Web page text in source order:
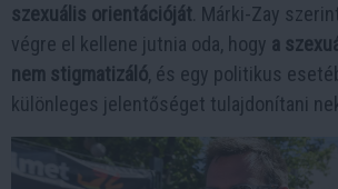
szexuális orientációját . Márki-Zay
végre el kellene jutnia oda, hogy a
nem stigmatizáló, és egy politikus
különleges jelentőséget tulajdonítani